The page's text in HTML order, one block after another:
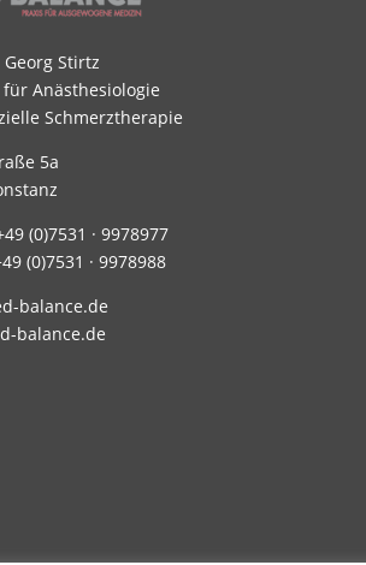
Stirtz
für Anästhesiologie
Schmerztherapie
5a
(0)7531 · 9978977
(0)7531 · 9978988
balance.de
balance.de